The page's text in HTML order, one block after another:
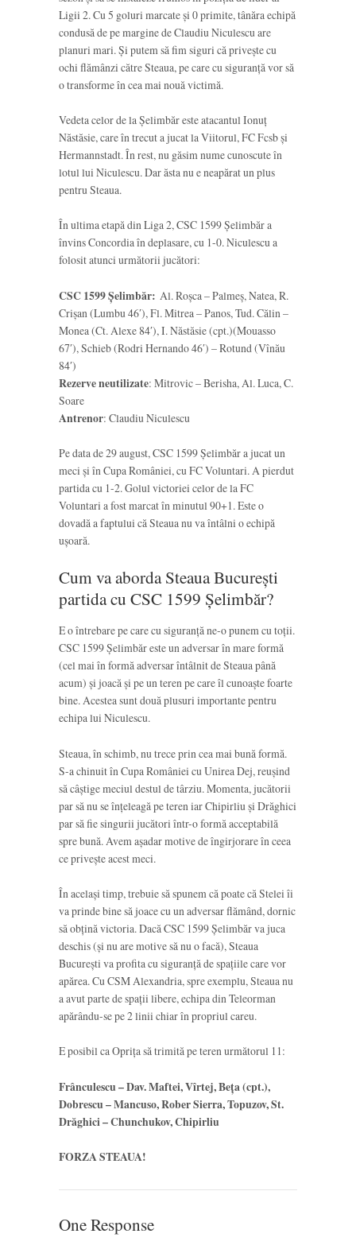
Ligii 2. Cu 5 goluri marcate și 0 primite, tânăra echipă
condusă de pe margine de Claudiu Niculescu are
planuri mari. Și putem să fim siguri că privește cu
ochi flămânzi către Steaua, pe care cu siguranță vor să
o transforme în cea mai nouă victimă.
Vedeta celor de la Șelimbăr este atacantul Ionuț
Năstăsie, care în trecut a jucat la Viitorul, FC Fcsb și
Hermannstadt. În rest, nu găsim nume cunoscute în
lotul lui Niculescu. Dar ăsta nu e neapărat un plus
pentru Steaua.
În ultima etapă din Liga 2, CSC 1599 Șelimbăr a
învins Concordia în deplasare, cu 1-0. Niculescu a
folosit atunci următorii jucători:
CSC 1599 Șelimbăr: Al. Roșca – Palmeș, Natea, R.
Crișan (Lumbu 46′), Fl. Mitrea – Panos, Tud. Călin –
Monea (Ct. Alexe 84′), I. Năstăsie (cpt.)(Mouasso
67′), Schieb (Rodri Hernando 46′) – Rotund (Vînău
84′)
Rezerve neutilizate: Mitrovic – Berisha, Al. Luca, C.
Soare
Antrenor: Claudiu Niculescu
Pe data de 29 august, CSC 1599 Șelimbăr a jucat un
meci și în Cupa României, cu FC Voluntari. A pierdut
partida cu 1-2. Golul victoriei celor de la FC
Voluntari a fost marcat în minutul 90+1. Este o
dovadă a faptului că Steaua nu va întâlni o echipă
ușoară.
Cum va aborda Steaua București
partida cu CSC 1599 Șelimbăr?
E o întrebare pe care cu siguranță ne-o punem cu toții.
CSC 1599 Șelimbăr este un adversar în mare formă
(cel mai în formă adversar întâlnit de Steaua până
acum) și joacă și pe un teren pe care îl cunoaște foarte
bine. Acestea sunt două plusuri importante pentru
echipa lui Niculescu.
Steaua, în schimb, nu trece prin cea mai bună formă.
S-a chinuit în Cupa României cu Unirea Dej, reușind
să câștige meciul destul de târziu. Momenta, jucătorii
par să nu se înțeleagă pe teren iar Chipirliu și Drăghici
par să fie singurii jucători într-o formă acceptabilă
spre bună. Avem așadar motive de îngirjorare în ceea
ce privește acest meci.
În același timp, trebuie să spunem că poate că Stelei îi
va prinde bine să joace cu un adversar flămând, dornic
să obțină victoria. Dacă CSC 1599 Șelimbăr va juca
deschis (și nu are motive să nu o facă), Steaua
București va profita cu siguranță de spațiile care vor
apărea. Cu CSM Alexandria, spre exemplu, Steaua nu
a avut parte de spații libere, echipa din Teleorman
apărându-se pe 2 linii chiar în propriul careu.
E posibil ca Oprița să trimită pe teren următorul 11:
Frânculescu – Dav. Maftei, Vîrtej, Beța (cpt.),
Dobrescu – Mancuso, Rober Sierra, Topuzov, St.
Drăghici – Chunchukov, Chipirliu
FORZA STEAUA!
One Response